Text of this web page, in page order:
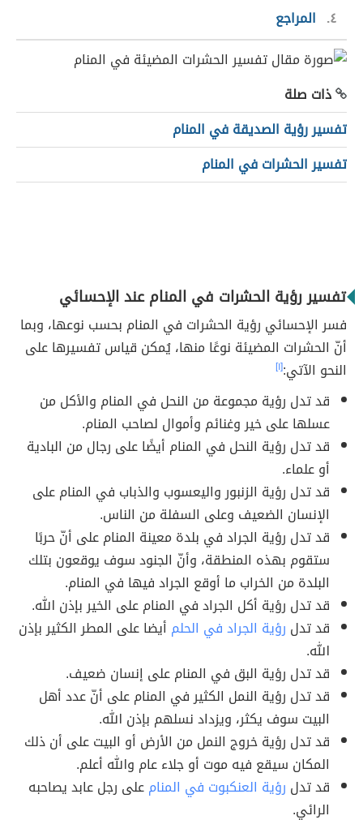
٤
المراجع
ذات صلة
تفسير رؤية الصديقة في المنام
تفسير الحشرات في المنام
تفسير رؤية الحشرات في المنام عند الإحسائي
فسر الإحسائي رؤية الحشرات في المنام بحسب نوعها، وبما
أنّ الحشرات المضيئة نوعًا منها، يُمكن قياس تفسيرها على
النحو الآتي:[١]
قد تدل رؤية مجموعة من النحل في المنام والأكل من
عسلها على خير وغنائم وأموال لصاحب المنام.
قد تدل رؤية النحل في المنام أيضًا على رجال من البادية
أو علماء.
قد تدل رؤية الزنبور واليعسوب والذباب في المنام على
الإنسان الضعيف وعلى السفلة من الناس.
قد تدل رؤية الجراد في بلدة معينة المنام على أنّ حربًا
ستقوم بهذه المنطقة، وأنّ الجنود سوف يوقعون بتلك
البلدة من الخراب ما أوقع الجراد فيها في المنام.
قد تدل رؤية أكل الجراد في المنام على الخير بإذن الله.
قد تدل رؤية الجراد في الحلم أيضا على المطر الكثير بإذن
الله.
قد تدل رؤية البق في المنام على إنسان ضعيف.
قد تدل رؤية النمل الكثير في المنام على أنّ عدد أهل
البيت سوف يكثر، ويزداد نسلهم بإذن الله.
قد تدل رؤية خروج النمل من الأرض أو البيت على أن ذلك
المكان سيقع فيه موت أو جلاء عام والله أعلم.
قد تدل رؤية العنكبوت في المنامعلى رجل عابد يصاحبه
الرائي.